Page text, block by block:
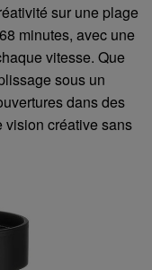
sur une plage
minutes, avec une
vitesse. Que
sous un
dans des
vision créative sans